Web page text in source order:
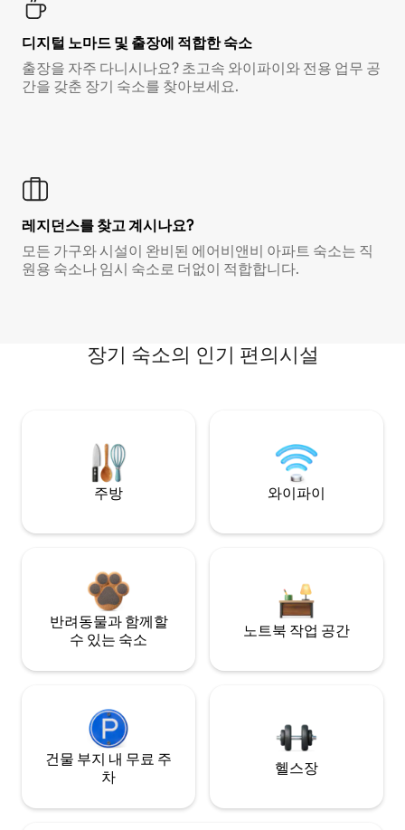
디지털 노마드 및 출장에 적합한 숙소
출장을 자주 다니시나요? 초고속 와이파이와 전용 업무 공
간을 갖춘 장기 숙소를 찾아보세요.
레지던스를 찾고 계시나요?
모든 가구와 시설이 완비된 에어비앤비 아파트 숙소는 직
원용 숙소나 임시 숙소로 더없이 적합합니다.
장기 숙소의 인기 편의시설
주방 와이파이
반려동물과 함께할
수 있는 숙소
노트북 작업 공간
건물 부지 내 무료 주
차
헬스장